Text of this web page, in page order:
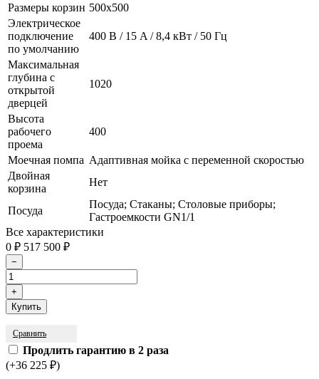
Размеры корзин 500x500
Электрическое
подключение
по умолчанию
400 В / 15 A / 8,4 кВт / 50 Гц
Максимальная
глубина с
открытой
дверцей
1020
Высота
рабочего
проема
400
Моечная помпа Адаптивная мойка с переменной скоростью
Двойная
корзина
Нет
Посуда
Посуда; Стаканы; Столовые приборы;
Гастроемкости GN1/1
Все характеристики
0 ₽ 517 500 ₽
Сравнить
Продлить гарантию в 2 раза
(+36 225 ₽)